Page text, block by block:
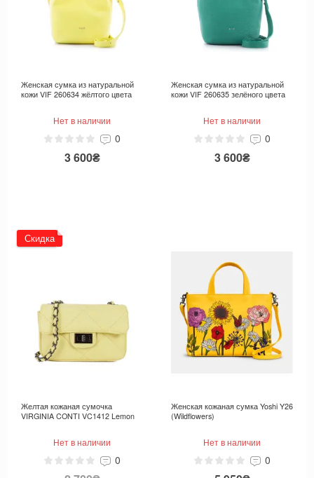
Женская сумка из натуральной
кожи VIF 260634 жёлтого цвета
Нет в наличии
0
3 600₴
Женская сумка из натуральной
кожи VIF 260635 зелёного цвета
Нет в наличии
0
3 600₴
Скидка
Желтая кожаная сумочка
VIRGINIA CONTI VC1412 Lemon
Нет в наличии
0
Женская кожаная сумка Yoshi Y26
(Wildflowers)
Нет в наличии
0